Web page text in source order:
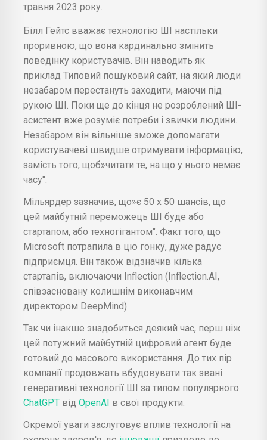
травня 2023 року.
Білл Гейтс вважає технологію ШІ настільки
проривною, що вона кардинально змінить
поведінку користувачів. Він наводить як
приклад Типовий пошуковий сайт, на який люди
незабаром перестануть заходити, маючи під
рукою ШІ. Поки ще до кінця не розроблений ШІ-
асистент вже розуміє потреби і звички людини.
Незабаром він вільніше зможе допомагати
користувачеві швидше отримувати інформацію,
замість того, щоб»читати те, на що у нього немає
часу".
Мільярдер зазначив, що»є 50 х 50 шансів, що
цей майбутній переможець ШІ буде або
стартапом, або техногігантом". Факт того, що
Microsoft потрапила в цю гонку, дуже радує
підприємця. Він також відзначив кілька
стартапів, включаючи Inflection (Inflection.AI,
співзасновану колишнім виконавчим
директором DeepMind).
Так чи інакше знадобиться деякий час, перш ніж
цей потужний майбутній цифровий агент буде
готовий до масового використання. До тих пір
компанії продовжать вбудовувати так звані
генеративні технології ШІ за типом популярного
ChatGPT від OpenAI в свої продукти.
Окремої уваги заслуговує вплив технології на